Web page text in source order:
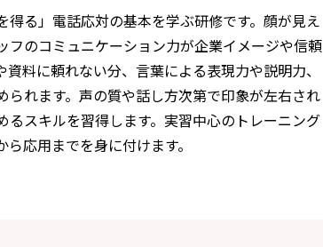
得る」電話応対の基本を学ぶ研修です。顔が見え
フのコミュニケーション力が企業イメージや信頼
資料に頼れない分、言葉による表現力や説明力、
られます。声の質や話し方次第で印象が左右され
るスキルを習得します。実習中心のトレーニング
応用までを身に付けます。